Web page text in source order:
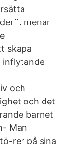
menar
skapa
inflytande
och
och det
barnet
Man
rer på sina